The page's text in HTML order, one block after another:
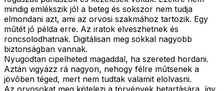
mindig emlékszik jól a beteg és sokszor nem tudja
elmondani azt, ami az orvosi szakmához tartozik. Egy
mûtét jó példa erre. Az iratok elveszhetnek és
roncsolodhatnak. Digitálisan meg sokkal nagyobb
biztonságban vannak.
Nyugodtan cipelheted magaddal, ha szereted hordani.
Aztán vigyázz rá nagyon, nehogy félre mûtsenek a
jövõben téged, mert nem tudtak valamit elolvasni.